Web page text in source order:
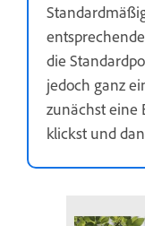
die
jedoch ganz
zunächst eine
klickst und